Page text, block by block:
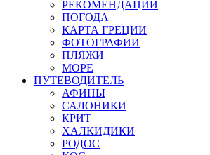
РЕКОМЕНДАЦИИ
ПОГОДА
КАРТА ГРЕЦИИ
ФОТОГРАФИИ
ПЛЯЖИ
МОРЕ
ПУТЕВОДИТЕЛЬ
АФИНЫ
САЛОНИКИ
КРИТ
ХАЛКИДИКИ
РОДОС